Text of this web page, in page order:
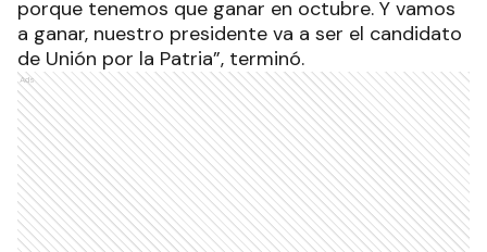
porque tenemos que ganar en octubre. Y vamos
a ganar, nuestro presidente va a ser el candidato
de Unión por la Patria”, terminó.
Ads